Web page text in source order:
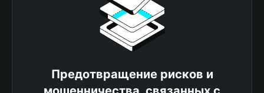
Предотвращение рисков и